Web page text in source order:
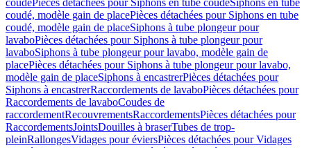
coudéPièces détachées pour Siphons en tube coudéSiphons en tube
coudé, modèle gain de placePièces détachées pour Siphons en tube
coudé, modèle gain de placeSiphons à tube plongeur pour
lavaboPièces détachées pour Siphons à tube plongeur pour
lavaboSiphons à tube plongeur pour lavabo, modèle gain de
placePièces détachées pour Siphons à tube plongeur pour lavabo,
modèle gain de placeSiphons à encastrerPièces détachées pour
Siphons à encastrerRaccordements de lavaboPièces détachées pour
Raccordements de lavaboCoudes de
raccordementRecouvrementsRaccordementsPièces détachées pour
RaccordementsJointsDouilles à braserTubes de trop-
pleinRallongesVidages pour éviersPièces détachées pour Vidages